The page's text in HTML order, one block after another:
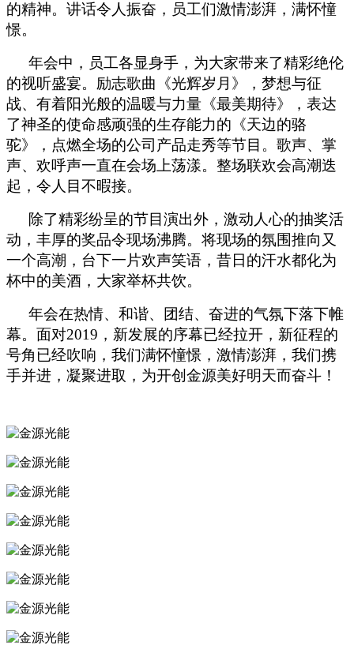
的精神。讲话令人振奋，员工们激情澎湃，满怀憧
憬。
年会中，员工各显身手，为大家带来了精彩绝伦
的视听盛宴。励志歌曲《光辉岁月》，梦想与征
战、有着阳光般的温暖与力量《最美期待》，表达
了神圣的使命感顽强的生存能力的《天边的骆
驼》，点燃全场的公司产品走秀等节目。歌声、掌
声、欢呼声一直在会场上荡漾。整场联欢会高潮迭
起，令人目不暇接。
除了精彩纷呈的节目演出外，激动人心的抽奖活
动，丰厚的奖品令现场沸腾。将现场的氛围推向又
一个高潮，台下一片欢声笑语，昔日的汗水都化为
杯中的美酒，大家举杯共饮。
年会在热情、和谐、团结、奋进的气氛下落下帷
幕。面对2019 ，新发展的序幕已经拉开，新征程的
号角已经吹响，我们满怀憧憬，激情澎湃，我们携
手并进，凝聚进取，为开创金源美好明天而奋斗！